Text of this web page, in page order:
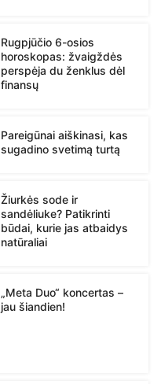
Rugpjūčio 6-osios
horoskopas: žvaigždės
perspėja du ženklus dėl
finansų
Pareigūnai aiškinasi, kas
sugadino svetimą turtą
Žiurkės sode ir
sandėliuke? Patikrinti
būdai, kurie jas atbaidys
natūraliai
„Meta Duo“ koncertas –
jau šiandien!